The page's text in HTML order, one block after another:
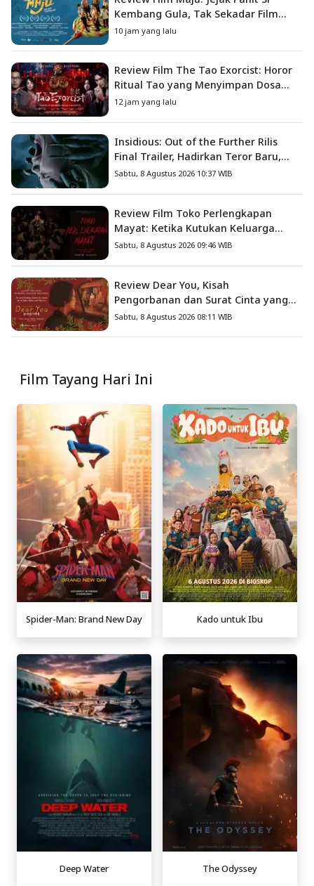
Kembang Gula, Tak Sekadar Film
Petualangan Anak
10 jam yang lalu
Review Film The Tao Exorcist: Horor
Ritual Tao yang Menyimpan Dosa
Masa Lalu
12 jam yang lalu
Insidious: Out of the Further Rilis
Final Trailer, Hadirkan Teror Baru,
Iblis Kini Masuk ke Dunia Manusia
Sabtu, 8 Agustus 2026 10:37 WIB
Review Film Toko Perlengkapan
Mayat: Ketika Kutukan Keluarga
Menjadi Sumber Teror yang
Sabtu, 8 Agustus 2026 09:46 WIB
Review Dear You, Kisah
Pengorbanan dan Surat Cinta yang
Menyentuh Hati
Sabtu, 8 Agustus 2026 08:11 WIB
Film Tayang Hari Ini
Spider-Man: Brand New Day Kado untuk Ibu
Deep Water The Odyssey